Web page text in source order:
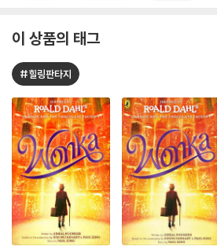
이 상품의 태그
#힐링판타지